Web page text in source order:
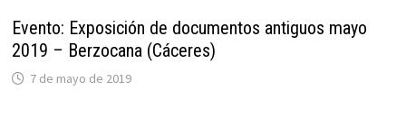
Evento: Exposición de documentos antiguos mayo
2019 – Berzocana (Cáceres)
7 de mayo de 2019